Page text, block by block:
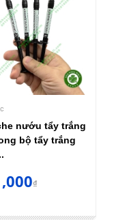
nướu tẩy trắng
bộ tẩy trắng
₫